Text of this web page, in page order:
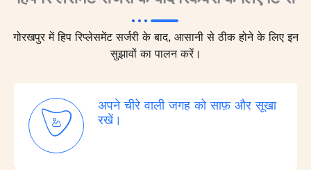
गोरखपुर में हिप रिप्लेसमेंट सर्जरी के बाद, आसानी से ठीक होने के लिए इन
सुझावों का पालन करें।
अपने चीरे वाली जगह को साफ़ और सूखा
रखें।